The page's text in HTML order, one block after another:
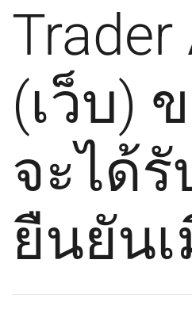
Trader
(เว็บ)
จะได้รั
ยืนยัน